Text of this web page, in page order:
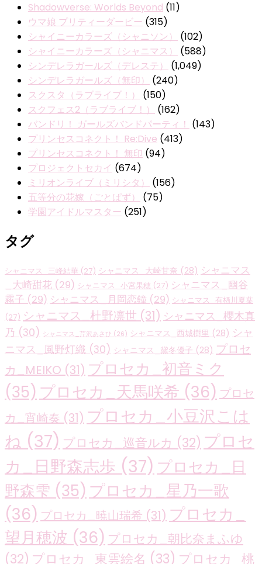
Shadowverse: Worlds Beyond (11)
ウマ娘 プリティーダービー (315)
シャイニーカラーズ（シャニソン）
(102)
シャイニーカラーズ（シャニマス）
(588)
シンデレラガールズ（デレステ）
(1,049)
シンデレラガールズ（無印）
(240)
スクスタ（ラブライブ！）
(150)
スクフェス2（ラブライブ！）
(162)
バンドリ！ ガールズバンドパーティ！ (143)
プリンセスコネクト！ Re:Dive (413)
プリンセスコネクト！ 無印 (94)
プロジェクトセカイ (674)
ミリオンライブ（ミリシタ）
(156)
五等分の花嫁（ごとぱず）
(75)
学園アイドルマスター (251)
タグ
シャニマス_三峰結華 (27) シャニマス_大崎甘奈 (28) シャニマス
_大崎甜花 (29) シャニマス_小宮果穂 (27) シャニマス_幽谷
霧子 (29) シャニマス_月岡恋鐘 (29) シャニマス_有栖川夏葉
(27) シャニマス_杜野凛世 (31) シャニマス_櫻木真
乃 (30) シャニマス_芹沢あさひ (26) シャニマス_西城樹里 (28) シャ
ニマス_風野灯織 (30) シャニマス_黛冬優子 (28) プロセ
カ_MEIKO (31) プロセカ_初音ミク
(35) プロセカ_天馬咲希 (36) プロセ
カ_宵崎奏 (31) プロセカ_小豆沢こは
ね (37) プロセカ_巡音ルカ (32) プロセ
カ_日野森志歩 (37) プロセカ_日
野森雫 (35) プロセカ_星乃一歌
(36) プロセカ_暁山瑞希 (31) プロセカ_
望月穂波 (36) プロセカ_朝比奈まふゆ
(32) プロセカ_東雲絵名 (33) プロセカ_桃